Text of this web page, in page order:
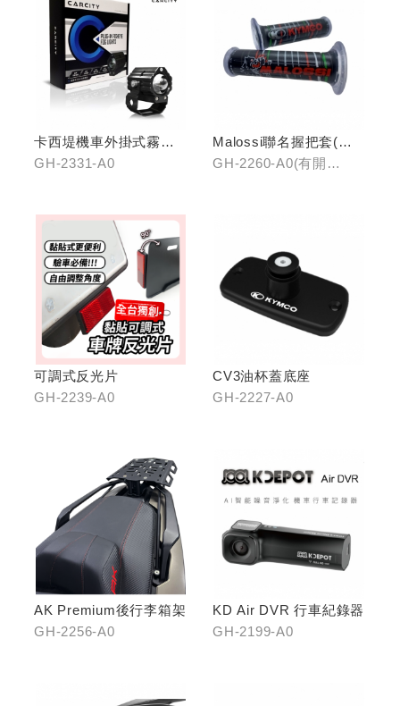
卡西堤機車外掛式霧燈
組(雙燈)
GH-2331-A0
Malossi聯名握把套(有
開口)/(無開口)
GH-2260-A0(有開
可調式反光片
GH-2239-A0
CV3油杯蓋底座
GH-2227-A0
AK Premium後行李箱架
GH-2256-A0
KD Air DVR 行車紀錄器
GH-2199-A0